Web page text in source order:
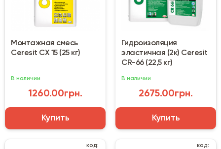
Монтажная смесь
Ceresit CX 15 (25 кг)
В наличии
1260.00грн.
Купить
Гидроизоляция
эластичная (2к) Ceresit
CR-66 (22,5 кг)
В наличии
2675.00грн.
Купить
код:
код: